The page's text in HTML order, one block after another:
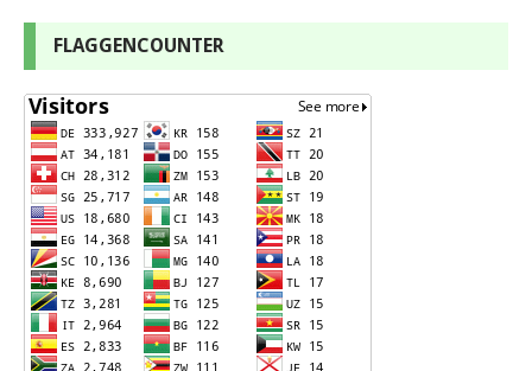
FLAGGENCOUNTER